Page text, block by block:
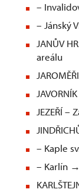
–
– Jánský
JANŮV
areálu
JEZEŘÍ –
– Kaple
– Karlín →